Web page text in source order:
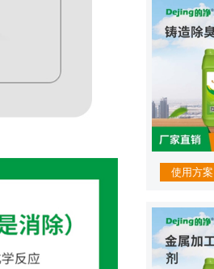
使用方案